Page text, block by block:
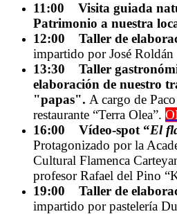
11:00 Visita guiada
Patrimonio a nuestra
12:00 Taller de
impartido por José
13:30 Taller
elaboración de nuestro
"papas". A cargo de
restaurante “Terra Olea”.
16:00 Vídeo-spot “El
Protagonizado por la
Cultural Flamenca
profesor Rafael del Pino
19:00 Taller de
impartido por pastelería